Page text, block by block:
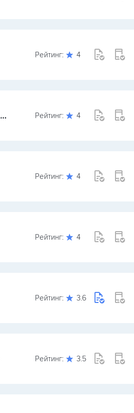
Рейтинг: 4
Рейтинг: 4
Рейтинг: 4
Рейтинг: 4
Рейтинг: 3.6
Рейтинг: 3.5